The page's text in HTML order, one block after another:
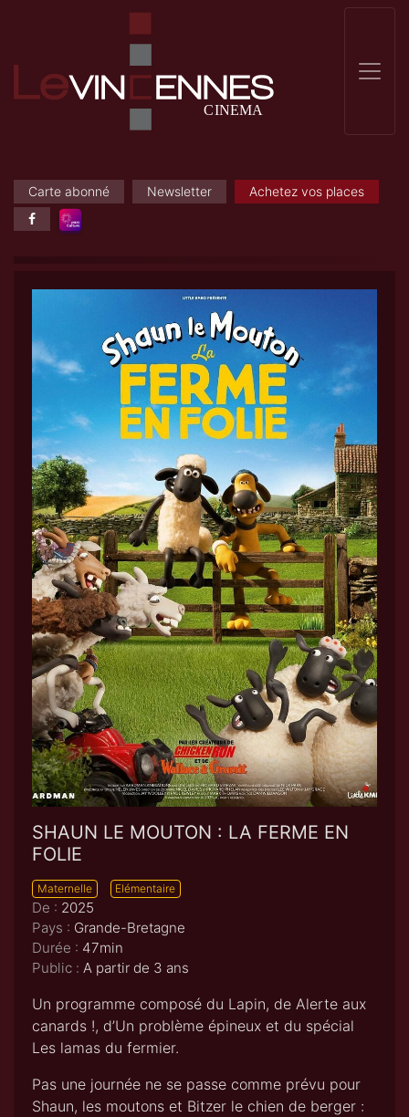
Carte abonné Newsletter Achetez vos places
SHAUN LE MOUTON : LA FERME EN
FOLIE
Maternelle Elémentaire
De : 2025
Pays : Grande-Bretagne
Durée : 47min
Public : A partir de 3 ans
Un programme composé du Lapin, de Alerte aux
canards !, d’Un problème épineux et du spécial
Les lamas du fermier.
Pas une journée ne se passe comme prévu pour
Shaun, les moutons et Bitzer le chien de berger :